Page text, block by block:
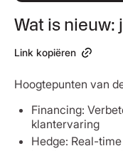
Wat is nieuw:
Link kopiëren
Hoogtepunten van
Financing:
klantervaring
Hedge: Real-